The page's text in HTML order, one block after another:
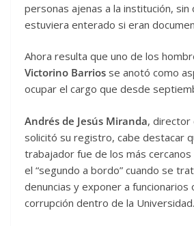
personas ajenas a la institución, sin
estuviera enterado si eran
Ahora resulta que uno de los
Victorino Barrios se anotó como
ocupar el cargo que desde
Andrés de Jesús Miranda, director
solicitó su registro, cabe destacar
trabajador fue de los más
el “segundo a bordo” cuando se
denuncias y exponer a funcionarios
corrupción dentro de la Universidad.